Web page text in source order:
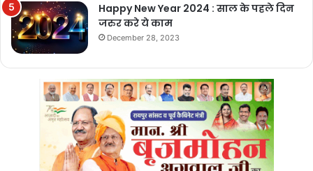
Happy New Year 2024 : साल के पहले दिन
जरुर करे ये काम
December 28, 2023